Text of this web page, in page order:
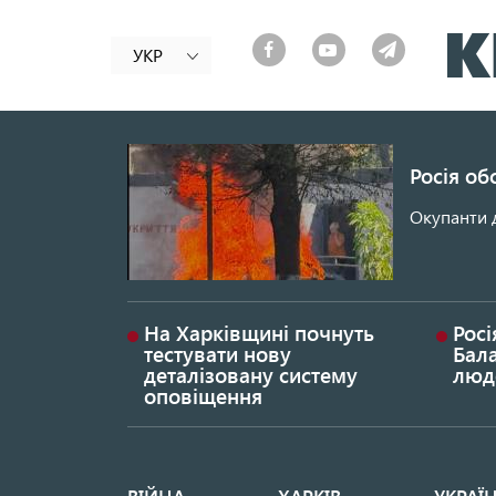
УКР
Росія
Окупанти
На Харківщині почнуть
тестувати нову
деталізовану систему
оповіщення